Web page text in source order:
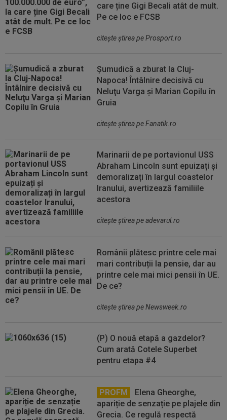
care ține Gigi Becali atât de mult.
Pe ce loc e FCSB
citeşte ştirea pe Prosport.ro
Șumudică a zburat la Cluj-
Napoca! Întâlnire decisivă cu
Neluţu Varga şi Marian Copilu în
Gruia
citeşte ştirea pe Fanatik.ro
Marinarii de pe portavionul USS
Abraham Lincoln sunt epuizați și
demoralizați în largul coastelor
Iranului, avertizează familiile
acestora
citeşte ştirea pe adevarul.ro
Românii plătesc printre cele mai
mari contribuții la pensie, dar au
printre cele mai mici pensii în UE.
De ce?
citeşte ştirea pe Newsweek.ro
(P) O nouă etapă a gazdelor?
Cum arată Cotele Superbet
pentru etapa #4
PROFM
Elena Gheorghe,
apariție de senzație pe plajele din
Grecia. Ce regulă respectă